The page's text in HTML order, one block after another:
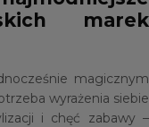
marek
magicznym
wyrażenia siebie
i chęć zabawy –